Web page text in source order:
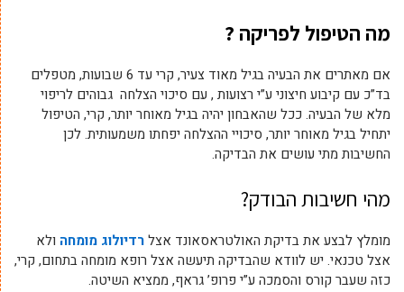
מה הטיפול לפריקה ?
אם מאתרים את הבעיה בגיל מאוד צעיר, קרי עד 6 שבועות, מטפלים
בד”כ עם קיבוע חיצוני ע”י רצועות , עם סיכוי הצלחה גבוהים לריפוי
מלא של הבעיה. ככל שהאבחון יהיה בגיל מאוחר יותר, קרי, הטיפול
יתחיל בגיל מאוחר יותר, סיכויי ההצלחה יפחתו משמעותית. לכן
החשיבות מתי עושים את הבדיקה.
מהי חשיבות הבודק?
מומלץ לבצע את בדיקת האולטראסאונד אצלרדיולוג מומחה ולא
אצל טכנאי. יש לוודא שהבדיקה תיעשה אצל רופא מומחה בתחום, קרי,
כזה שעבר קורס והסמכה ע”י פרופ’ גראף, ממציא השיטה.